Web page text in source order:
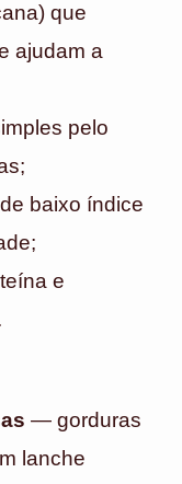
que
ajudam a
pelo
baixo índice
e
— gorduras
lanche